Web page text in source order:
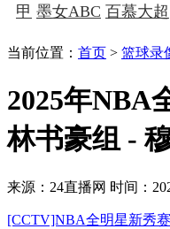
甲 墨女ABC 百慕大超
当前位置： 首页 > 篮球录
2025年NBA
林书豪组 -
来源：24直播网 时间：
[CCTV]NBA全明星新秀